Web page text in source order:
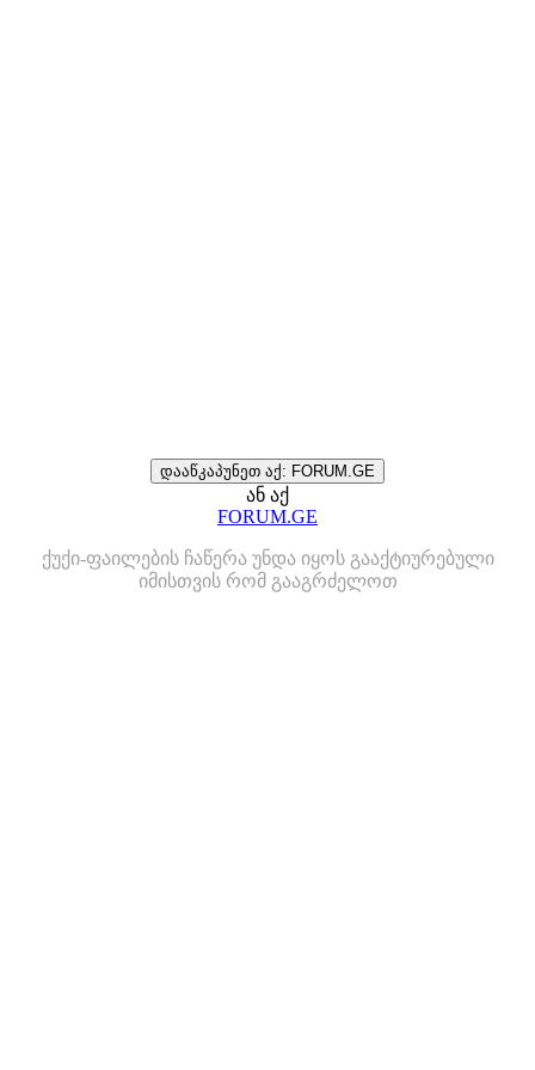
დააწკაპუნეთ აქ: FORUM.GE
ან აქ
FORUM.GE
ქუქი-ფაილების ჩაწერა უნდა იყოს გააქტიურებული
იმისთვის რომ გააგრძელოთ